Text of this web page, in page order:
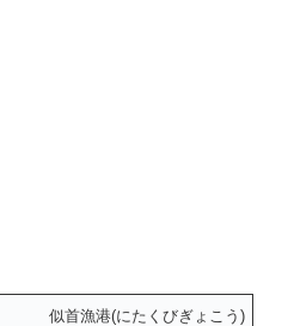
似首漁港(にたくびぎょこう)